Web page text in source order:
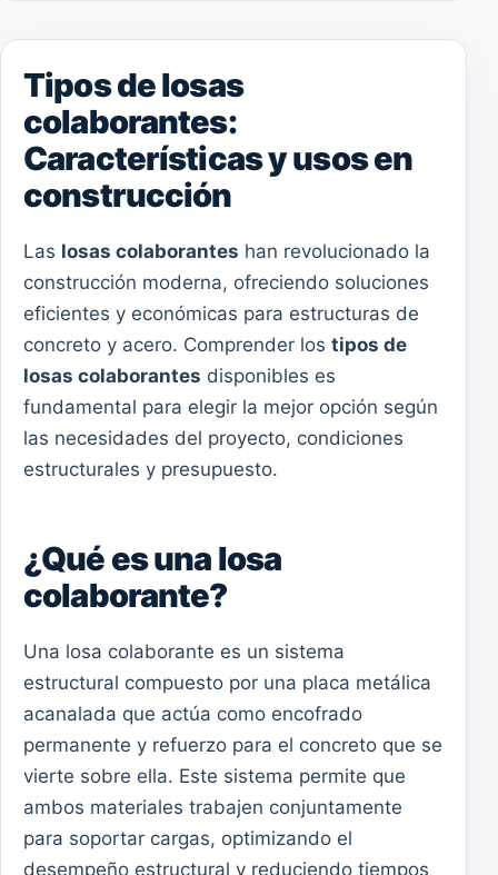
Tipos de losas
colaborantes:
Características y usos en
construcción
Las losas colaborantes han revolucionado la
construcción moderna, ofreciendo soluciones
eficientes y económicas para estructuras de
concreto y acero. Comprender los tipos de
losas colaborantes disponibles es
fundamental para elegir la mejor opción según
las necesidades del proyecto, condiciones
estructurales y presupuesto.
¿Qué es una losa
colaborante?
Una losa colaborante es un sistema
estructural compuesto por una placa metálica
acanalada que actúa como encofrado
permanente y refuerzo para el concreto que se
vierte sobre ella. Este sistema permite que
ambos materiales trabajen conjuntamente
para soportar cargas, optimizando el
desempeño estructural y reduciendo tiempos